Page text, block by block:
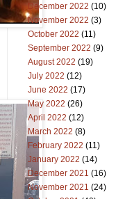
December 2022 (10)
November 2022 (3)
October 2022 (11)
September 2022 (9)
August 2022 (19)
July 2022 (12)
June 2022 (17)
May 2022 (26)
April 2022 (12)
March 2022 (8)
February 2022 (11)
January 2022 (14)
December 2021 (16)
November 2021 (24)